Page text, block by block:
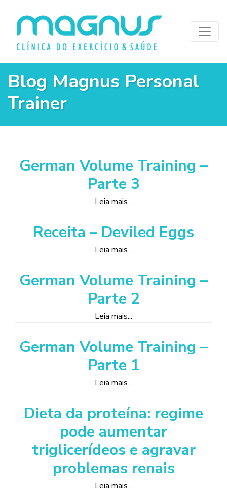
Blog Magnus Personal
Trainer
German Volume Training –
Parte 3
Leia mais...
Receita – Deviled Eggs
Leia mais...
German Volume Training –
Parte 2
Leia mais...
German Volume Training –
Parte 1
Leia mais...
Dieta da proteína: regime
pode aumentar
triglicerídeos e agravar
problemas renais
Leia mais...